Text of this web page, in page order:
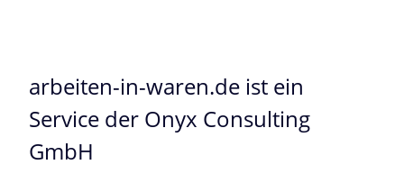
arbeiten-in-waren.de ist ein
Service der Onyx Consulting
GmbH